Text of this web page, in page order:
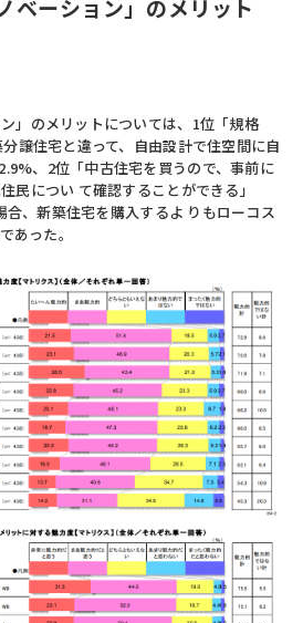
ベーション」のメリット
」のメリットについては、1位「規格
譲住宅と違って、自由設計で住空間に自
、2位「中古住宅を買うので、事前に
民につい て確認することができる」
、新築住宅を購入するよ りもローコス
あった。